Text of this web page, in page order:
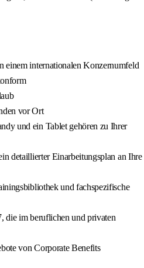
einem internationalen Konzernumfeld
vor Ort
und ein Tablet gehören zu Ihrer
detaillierter Einarbeitungsplan an Ihre
und fachspezifische
die im beruflichen und privaten
von Corporate Benefits